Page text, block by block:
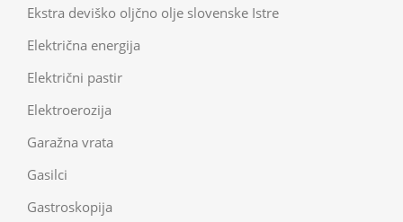
Ekstra deviško oljčno olje slovenske Istre
Električna energija
Električni pastir
Elektroerozija
Garažna vrata
Gasilci
Gastroskopija